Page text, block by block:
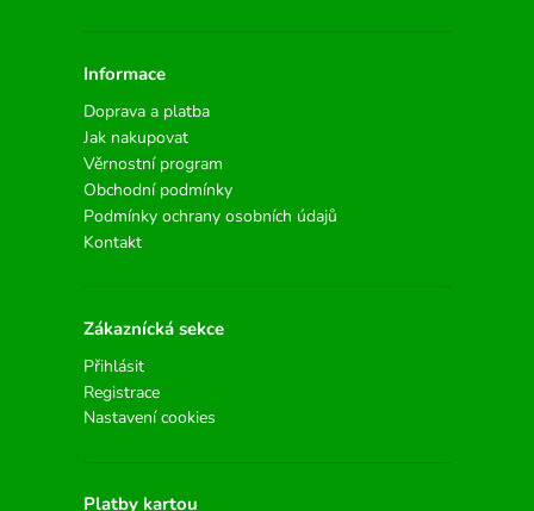
Informace
Doprava a platba
Jak nakupovat
Věrnostní program
Obchodní podmínky
Podmínky ochrany osobních údajů
Kontakt
Zákaznícká sekce
Přihlásit
Registrace
Nastavení cookies
Platby kartou